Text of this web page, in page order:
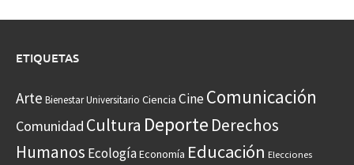
ETIQUETAS
Arte Bienestar Universitario Ciencia CineComunicación
Comunidad Cultura Deporte Derechos
Humanos EcologíaEconomía Educación Elecciones